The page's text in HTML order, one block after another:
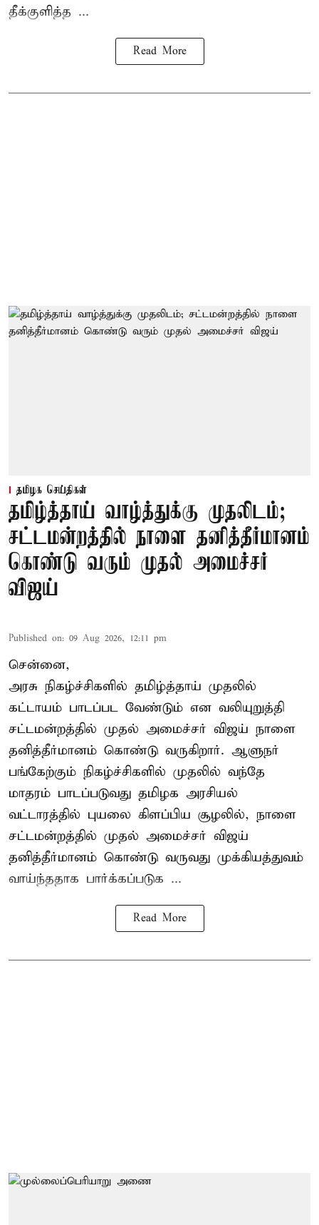
தீக்குளித்த ...
Read More
தமிழக செய்திகள்
தமிழ்த்தாய் வாழ்த்துக்கு முதலிடம்;
சட்டமன்றத்தில் நாளை தனித்தீர்மானம்
கொண்டு வரும் முதல் அமைச்சர்
விஜய்
Published on: 09 Aug 2026, 12:11 pm
சென்னை,
அரசு நிகழ்ச்சிகளில் தமிழ்த்தாய் முதலில்
கட்டாயம் பாடப்பட வேண்டும் என வலியுறுத்தி
சட்டமன்றத்தில் முதல் அமைச்சர் விஜய் நாளை
தனித்தீர்மானம் கொண்டு வருகிறார். ஆளுநர்
பங்கேற்கும் நிகழ்ச்சிகளில் முதலில் வந்தே
மாதரம் பாடப்படுவது தமிழக அரசியல்
வட்டாரத்தில் புயலை கிளப்பிய சூழலில், நாளை
சட்டமன்றத்தில் முதல் அமைச்சர் விஜய்
தனித்தீர்மானம் கொண்டு வருவது முக்கியத்துவம்
வாய்ந்ததாக பார்க்கப்படுக ...
Read More